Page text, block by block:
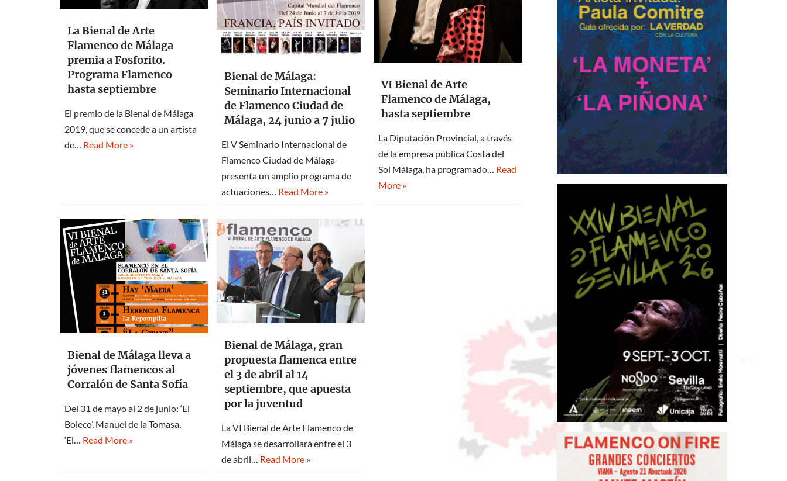
La Bienal de Arte
Flamenco de Málaga
premia a Fosforito.
Programa Flamenco
hasta septiembre
El premio de la Bienal de Málaga
2019, que se concede a un artista
de… Read More »
Bienal de Málaga:
Seminario Internacional
de Flamenco Ciudad de
Málaga, 24 junio a 7 julio
El V Seminario Internacional de
Flamenco Ciudad de Málaga
presenta un amplio programa de
actuaciones… Read More »
VI Bienal de Arte
Flamenco de Málaga,
hasta septiembre
La Diputación Provincial, a través
de la empresa pública Costa del
Sol Málaga, ha programado… Read
More »
Bienal de Málaga lleva a
jóvenes flamencos al
Corralón de Santa Sofía
Del 31 de mayo al 2 de junio: ‘El
Boleco’, Manuel de la Tomasa,
‘El… Read More »
Bienal de Málaga, gran
propuesta flamenca entre
el 3 de abril al 14
septiembre, que apuesta
por la juventud
La VI Bienal de Arte Flamenco de
Málaga se desarrollará entre el 3
de abril… Read More »